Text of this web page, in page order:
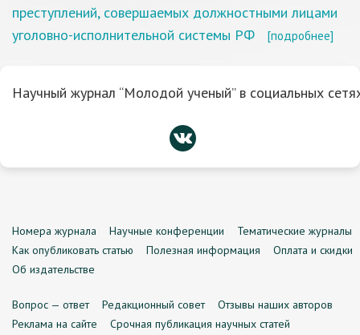
преступлений, совершаемых должностными лицами
уголовно-исполнительной системы РФ
[подробнее]
Научный журнал “Молодой ученый” в социальных
Номера журнала Научные конференции
Тематические журналы
Как опубликовать статью
Полезная информация
Оплата и скидки
Об издательстве
Вопрос — ответ Редакционный совет
Отзывы наших авторов
Реклама на сайте
Срочная публикация научных статей